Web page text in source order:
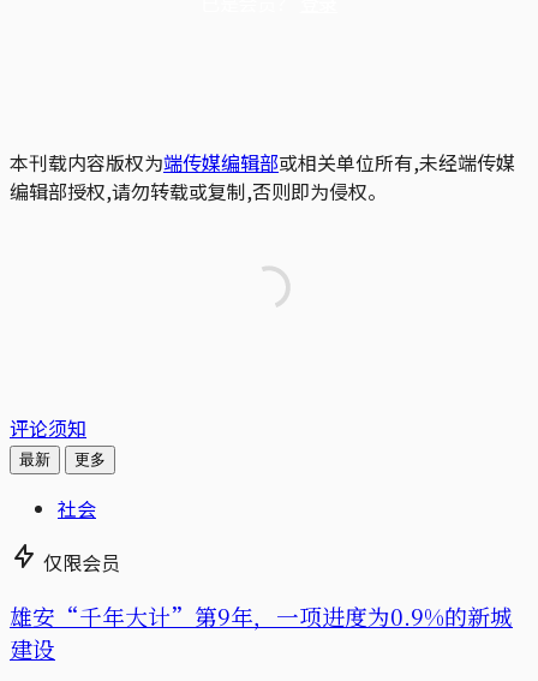
本刊载内容版权为端传媒编辑部或相关单位所有,未经端传媒
编辑部授权,请勿转载或复制,否则即为侵权。
评论须知
最新 更多
社会
仅限会员
雄安“千年大计”第9年，一项进度为0.9%的新城
建设